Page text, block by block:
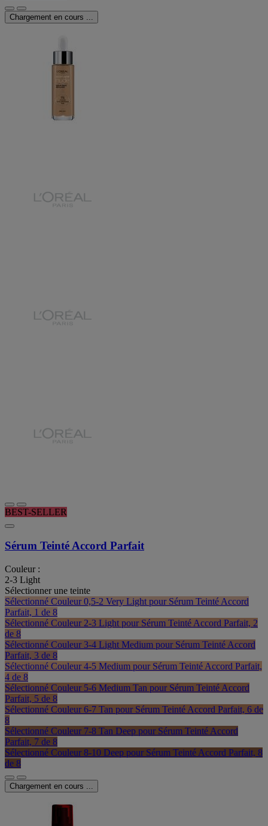
Chargement en cours ...
BEST-SELLER
Sérum Teinté Accord Parfait
Couleur :
2-3 Light
Sélectionner une teinte
Sélectionné Couleur 0,5-2 Very Light pour Sérum Teinté Accord
Parfait, 1 de 8
Sélectionné Couleur 2-3 Light pour Sérum Teinté Accord Parfait, 2
de 8
Sélectionné Couleur 3-4 Light Medium pour Sérum Teinté Accord
Parfait, 3 de 8
Sélectionné Couleur 4-5 Medium pour Sérum Teinté Accord Parfait,
4 de 8
Sélectionné Couleur 5-6 Medium Tan pour Sérum Teinté Accord
Parfait, 5 de 8
Sélectionné Couleur 6-7 Tan pour Sérum Teinté Accord Parfait, 6 de
8
Sélectionné Couleur 7-8 Tan Deep pour Sérum Teinté Accord
Parfait, 7 de 8
Sélectionné Couleur 8-10 Deep pour Sérum Teinté Accord Parfait, 8
de 8
Chargement en cours ...